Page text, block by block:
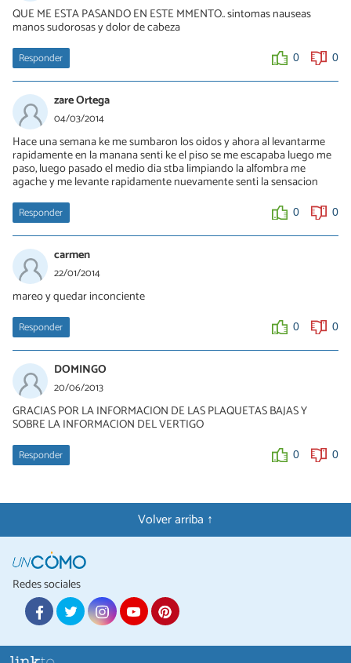
QUE ME ESTA PASANDO EN ESTE MMENTO.. sintomas nauseas
manos sudorosas y dolor de cabeza
Responder 0 0
zare Ortega
04/03/2014
Hace una semana ke me sumbaron los oidos y ahora al levantarme
rapidamente en la manana senti ke el piso se me escapaba luego me
paso, luego pasado el medio dia stba limpiando la alfombra me
agache y me levante rapidamente nuevamente senti la sensacion
Responder 0 0
carmen
22/01/2014
mareo y quedar inconciente
Responder 0 0
DOMINGO
20/06/2013
GRACIAS POR LA INFORMACION DE LAS PLAQUETAS BAJAS Y
SOBRE LA INFORMACION DEL VERTIGO
Responder 0 0
Volver arriba ↑
Redes sociales